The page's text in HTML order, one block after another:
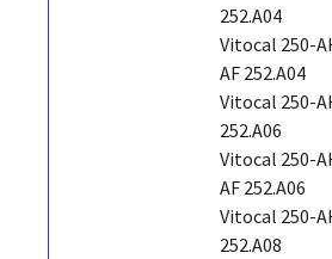
252.A04
Vitocal 250-
AF 252.A04
Vitocal 250-
252.A06
Vitocal 250-
AF 252.A06
Vitocal 250-
252.A08